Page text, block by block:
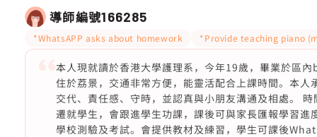
導師編號166285
*WhatsAPP asks about homework *Provide teaching piano
本人現就讀於香港大學護理系，今年19歲，畢業於區
住於荔景，交通非常方便，能靈活配合上課時間。本人
交代、責任感、守時，並認真與小朋友溝通及相處。
遷就學生，會跟進學生功課，課後可與家長匯報學習進
學校測驗及考試。會提供教材及練習，學生可課後